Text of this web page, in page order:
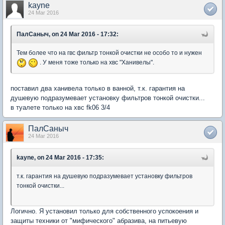
kayne
24 Mar 2016
ПалСаныч, on 24 Mar 2016 - 17:32:
Тем более что на гвс фильтр тонкой очистки не особо то и нужен
. У меня тоже только на хвс "Ханивелы".
поставил два ханивела только в ванной, т.к. гарантия на
душевую подразумевает установку фильтров тонкой очистки...
в туалете только на хвс fk06 3/4
ПалСаныч
24 Mar 2016
kayne, on 24 Mar 2016 - 17:35:
т.к. гарантия на душевую подразумевает установку фильтров
тонкой очистки...
Логично. Я установил только для собственного успокоения и
защиты техники от "мифического" абразива, на питьевую